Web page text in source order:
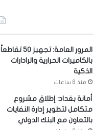
المرور العامة: تجهيز 50 تقاطعاً
بالكاميرات الحرارية والرادارات
الذكية
منذ 8 ساعات
أمانة بغداد: إطلاق مشروع
متكامل لتطوير إدارة النفايات
بالتعاون مع البنك الدولي